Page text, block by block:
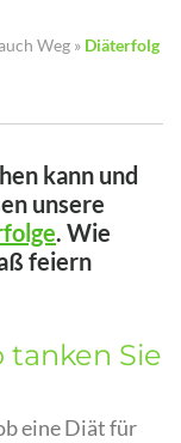
Weg » Diäterfolg
kann und
unsere
. Wie
feiern
tanken Sie
eine Diät für